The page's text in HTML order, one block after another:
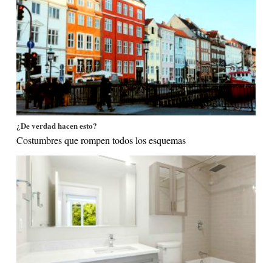
¿De verdad hacen esto?
Costumbres que rompen todos los esquemas